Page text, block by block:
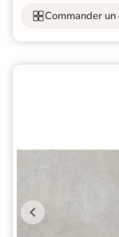
Commander